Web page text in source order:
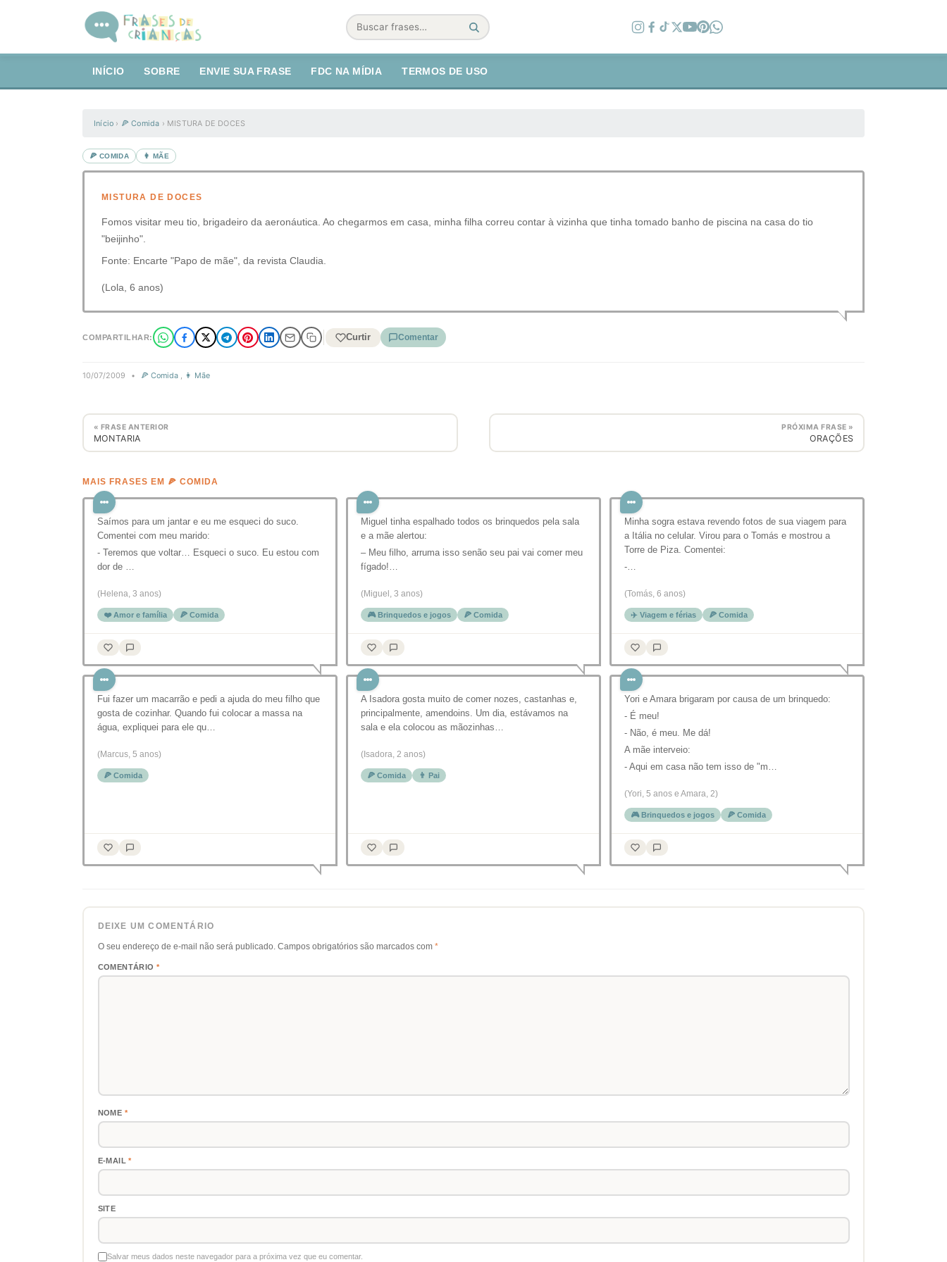
Buscar
INÍCIO SOBRE ENVIE SUA FRASE FDC NA MÍDIA TERMOS DE USO
Início › 🍕 Comida › MISTURA DE DOCES
🍕 COMIDA 👩 MÃE
MISTURA DE DOCES
Fomos visitar meu tio, brigadeiro da aeronáutica. Ao chegarmos em casa, minha filha correu contar à vizinha que tinha tomado banho de piscina na casa do tio
"beijinho".
Fonte: Encarte "Papo de mãe", da revista Claudia.
(Lola, 6 anos)
COMPARTILHAR: Curtir Comentar
10/07/2009 • 🍕 Comida , 👩 Mãe
« FRASE ANTERIOR
MONTARIA
PRÓXIMA FRASE »
ORAÇÕES
MAIS FRASES EM 🍕 COMIDA
Saímos para um jantar e eu me esqueci do suco.
Comentei com meu marido:
- Teremos que voltar… Esqueci o suco. Eu estou com
dor de …
(Helena, 3 anos)
❤️ Amor e família 🍕 Comida
Miguel tinha espalhado todos os brinquedos pela sala
e a mãe alertou:
– Meu filho, arruma isso senão seu pai vai comer meu
fígado!…
(Miguel, 3 anos)
🎮 Brinquedos e jogos 🍕 Comida
Minha sogra estava revendo fotos de sua viagem para
a Itália no celular. Virou para o Tomás e mostrou a
Torre de Piza. Comentei:
-…
(Tomás, 6 anos)
✈️ Viagem e férias 🍕 Comida
Fui fazer um macarrão e pedi a ajuda do meu filho que
gosta de cozinhar. Quando fui colocar a massa na
água, expliquei para ele qu…
(Marcus, 5 anos)
🍕 Comida
A Isadora gosta muito de comer nozes, castanhas e,
principalmente, amendoins. Um dia, estávamos na
sala e ela colocou as mãozinhas…
(Isadora, 2 anos)
🍕 Comida 👨 Pai
Yori e Amara brigaram por causa de um brinquedo:
- É meu!
- Não, é meu. Me dá!
A mãe interveio:
- Aqui em casa não tem isso de "m…
(Yori, 5 anos e Amara, 2)
🎮 Brinquedos e jogos 🍕 Comida
DEIXE UM COMENTÁRIO
O seu endereço de e-mail não será publicado. Campos obrigatórios são marcados com *
COMENTÁRIO *
NOME *
E-MAIL*
SITE
Salvar meus dados neste navegador para a próxima vez que eu comentar.